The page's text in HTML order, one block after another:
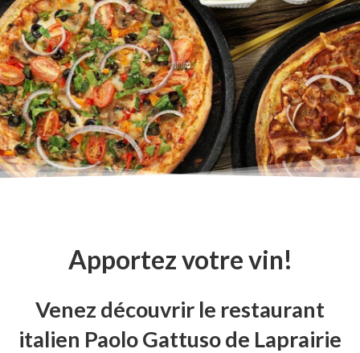
Apportez votre vin!
Venez découvrir le restaurant
italien Paolo Gattuso de Laprairie